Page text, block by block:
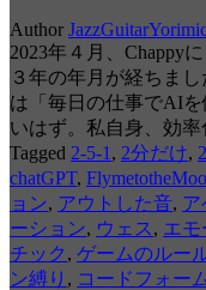
Author
2023年４月、Chappy
３年の年月が経ちま
は「毎日の仕事でAI
いはず。私自身、効
Tagged 2-5-1 , 2分だけ,
chatGPT,
ョン, アウトした音, ア
ーション, ウェス , エモ
チック , ゲームのルー
ン縛り , コードフォー